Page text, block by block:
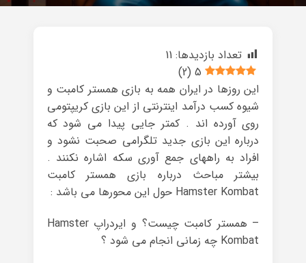
تعداد بازدیدها: 11
5
(
2
)
این روزها در ایران همه به بازی همستر کامبت و
شیوه کسب درآمد اینترنتی از این بازی کریپتومی
روی آورده اند . کمتر جایی پیدا می شود که
درباره این بازی جدید تلگرامی صحبت نشود و
افراد به راههای جمع آوری سکه اشاره نکنند .
بیشتر مباحث درباره بازی همستر کامبت
Hamster Kombat حول این محورها می باشد :
– همستر کامبت چیست؟ و ایردراپ Hamster
Kombat چه زمانی انجام می شود ؟